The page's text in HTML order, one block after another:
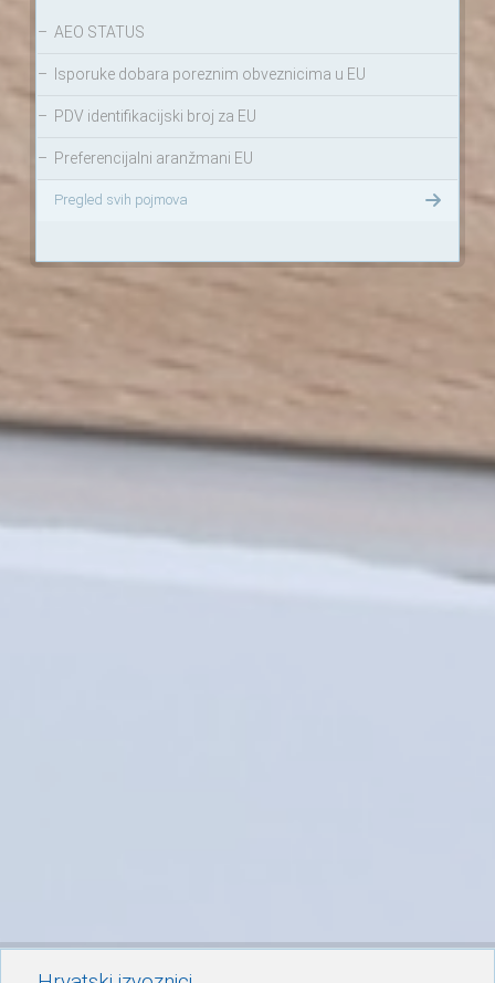
– AEO STATUS
– Isporuke dobara poreznim obveznicima u EU
– PDV identifikacijski broj za EU
– Preferencijalni aranžmani EU
Pregled svih pojmova